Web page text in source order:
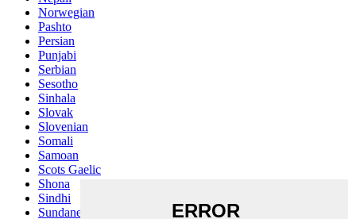
Norwegian
Pashto
Persian
Punjabi
Serbian
Sesotho
Sinhala
Slovak
Slovenian
Somali
Samoan
Scots Gaelic
Shona
Sindhi
Sundanese